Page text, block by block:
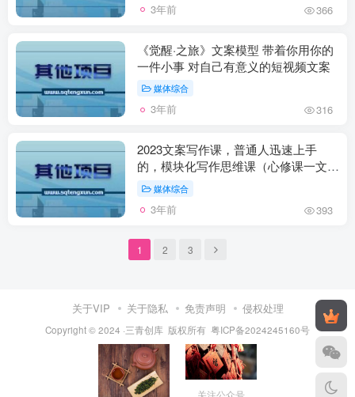
3年前 366
《觉醒·之旅》文案模型 带着你用你的
一件小事 对自己有意义的短视频文案
媒体综合
3年前 316
2023文案写作课，普通人迅速上手
的，模块化写作思维课（心修课一文案
篇）媒体综合
3年前 393
1 2 3
关于VIP 关于隐私 免责声明 侵权处理
Copyright © 2024 ·三青创库 版权所有 粤ICP备2024245160号